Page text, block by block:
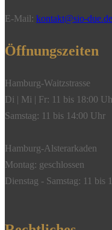
E-Mail: kontakt@sio-due.de
Öffnungszeiten
Hamburg-Waitzstrasse
Di | Mi | Fr: 11 bis 18:00
Samstag: 11 bis 14:00 Uhr
Hamburg-Alsterarkaden
Montag: geschlossen
Dienstag - Samstag: 11 bis